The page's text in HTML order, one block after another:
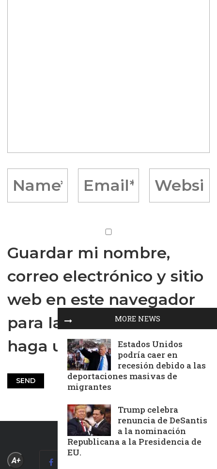
Guardar mi nombre,
correo electrónico y sitio
web en este navegador
para la próxima vez que
haga un comentario.
MORE NEWS
Estados Unidos
podría caer en
recesión debido a las
deportaciones masivas de
migrantes
Trump celebra
renuncia de DeSantis
a la nominación
Republicana a la Presidencia de
EU.
A+